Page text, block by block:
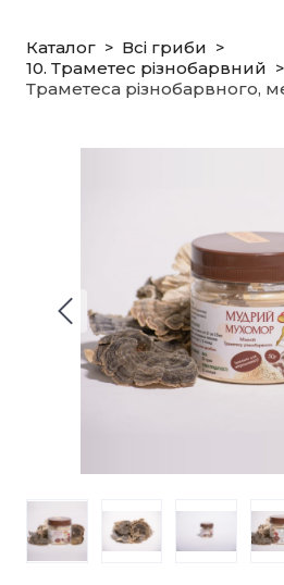
Каталог
Всі гриби
10. Траметес різнобарвний
Траметеса різнобарвного,